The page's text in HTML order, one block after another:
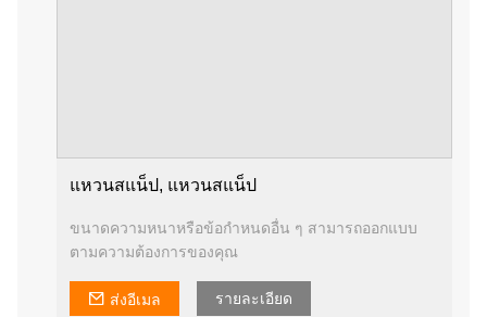
แหวนสแน็ป, แหวนสแน็ป
ขนาดความหนาหรือข้อกำหนดอื่น ๆ สามารถออกแบบ
ตามความต้องการของคุณ
ส่งอีเมล รายละเอียด